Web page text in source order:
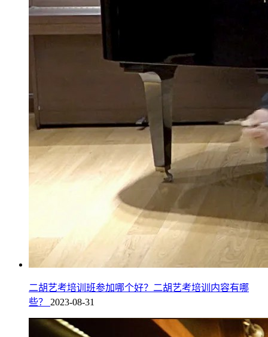
二胡艺考培训班参加哪个好？二胡艺考培训内容有哪
些？ 2023-08-31